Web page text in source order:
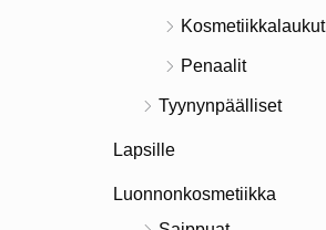
Kosmetiikkalaukut
Penaalit
Tyynynpäälliset
Lapsille
Luonnonkosmetiikka